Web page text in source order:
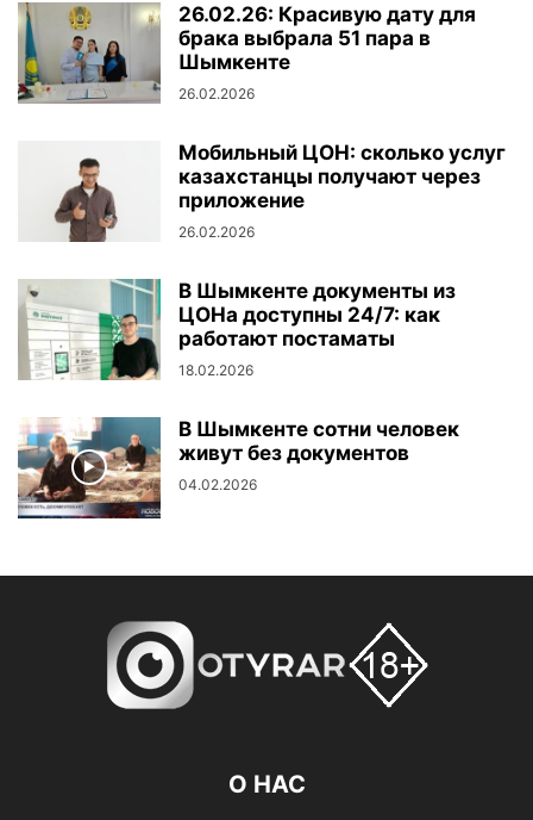
26.02.26: Красивую дату для
брака выбрала 51 пара в
Шымкенте
26.02.2026
Мобильный ЦОН: сколько услуг
казахстанцы получают через
приложение
26.02.2026
В Шымкенте документы из
ЦОНа доступны 24/7: как
работают постаматы
18.02.2026
В Шымкенте сотни человек
живут без документов
04.02.2026
О НАС